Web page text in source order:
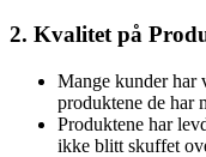
2. Kvalitet på
Mange kunder har
produktene de har
Produktene har
ikke blitt skuffet